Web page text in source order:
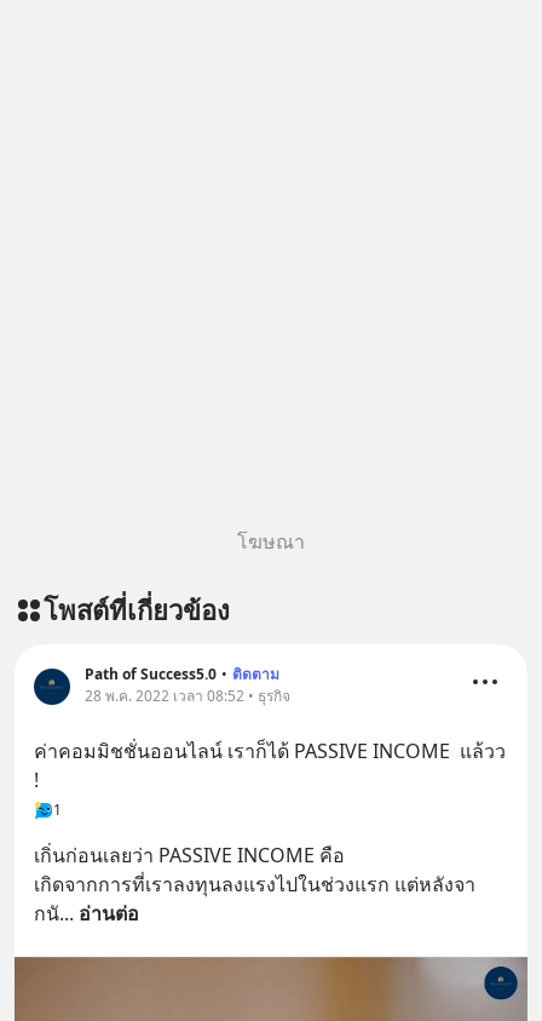
โฆษณา
โพสต์ที่เกี่ยวข้อง
Path of Success5.0 • ติดตาม
28 พ.ค. 2022 เวลา 08:52 • ธุรกิจ
ค่าคอมมิชชั่นออนไลน์ เราก็ได้ PASSIVE INCOME  แล้วว
!
1
เกิ่นก่อนเลยว่า PASSIVE INCOME คือ
เกิดจากการที่เราลงทุนลงแรงไปในช่วงแรก แต่หลังจา
กนั... อ่านต่อ